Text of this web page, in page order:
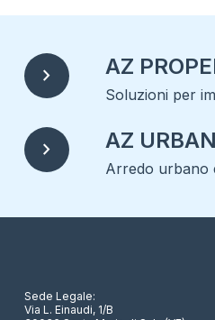
chevron_right AZ
Soluzioni per
chevron_right AZ URBAN
Arredo urbano
Sede Legale:
Via L. Einaudi, 1/B